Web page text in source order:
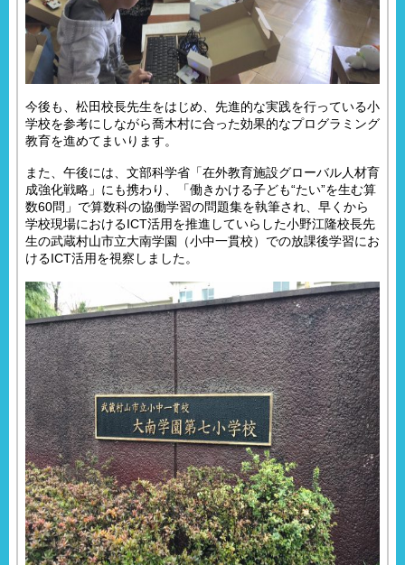
今後も、松田校長先生をはじめ、先進的な実践を行っている小
学校を参考にしながら喬木村に合った効果的なプログラミング
教育を進めてまいります。
また、午後には、文部科学省「在外教育施設グローバル人材育
成強化戦略」にも携わり、「働きかける子ども“たい”を生む算
数60問」で算数科の協働学習の問題集を執筆され、早くから
学校現場におけるICT活用を推進していらした小野江隆校長先
生の武蔵村山市立大南学園（小中一貫校）での放課後学習にお
けるICT活用を視察しました。